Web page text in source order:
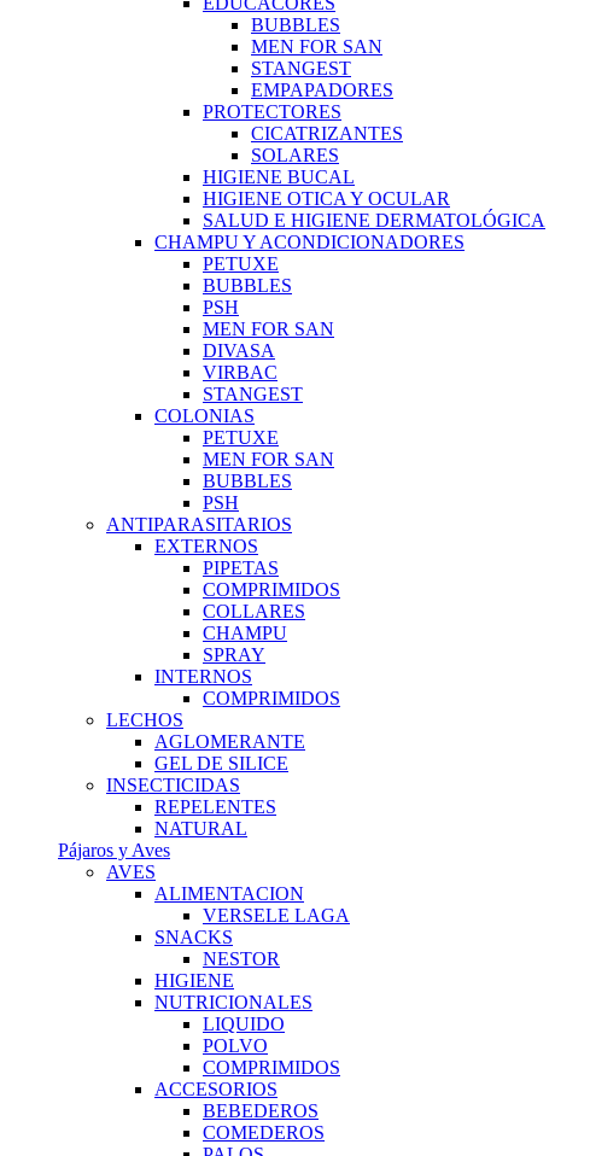
BUBBLES
MEN FOR SAN
STANGEST
EMPAPADORES
PROTECTORES
CICATRIZANTES
SOLARES
HIGIENE BUCAL
HIGIENE OTICA Y OCULAR
SALUD E HIGIENE DERMATOLÓGICA
CHAMPU Y ACONDICIONADORES
PETUXE
BUBBLES
PSH
MEN FOR SAN
DIVASA
VIRBAC
STANGEST
COLONIAS
PETUXE
MEN FOR SAN
BUBBLES
PSH
ANTIPARASITARIOS
EXTERNOS
PIPETAS
COMPRIMIDOS
COLLARES
CHAMPU
SPRAY
INTERNOS
COMPRIMIDOS
LECHOS
AGLOMERANTE
GEL DE SILICE
INSECTICIDAS
REPELENTES
NATURAL
Pájaros y Aves
AVES
ALIMENTACION
VERSELE LAGA
SNACKS
NESTOR
HIGIENE
NUTRICIONALES
LIQUIDO
POLVO
COMPRIMIDOS
ACCESORIOS
BEBEDEROS
COMEDEROS